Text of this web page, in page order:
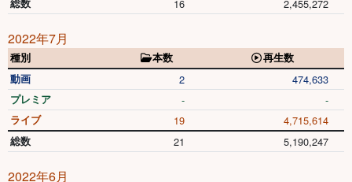
総数 16 2,455,272
2022年7月
種別 本数
再生数
動画
2 474,633
プレミア - -
ライブ 19 4,715,614
総数 21 5,190,247
2022年6月